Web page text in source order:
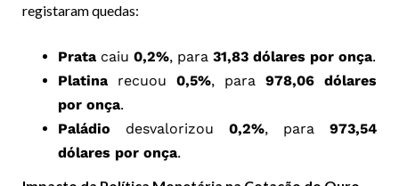
registaram quedas:
Prata caiu 0,2%, para 31,83 dólares por onça.
Platina recuou 0,5%, para 978,06 dólares
por onça.
Paládio desvalorizou 0,2%, para 973,54
dólares por onça.